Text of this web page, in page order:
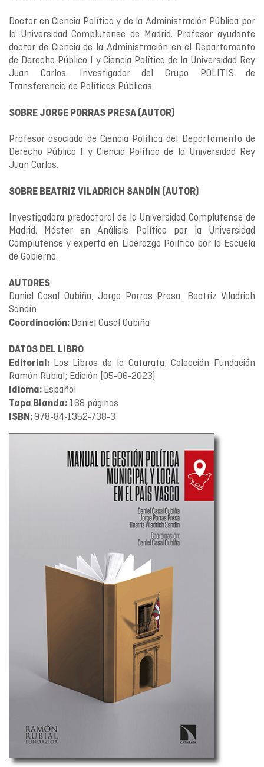
Doctor en Ciencia Política y de la Administración Pública por
la Universidad Complutense de Madrid. Profesor ayudante
doctor de Ciencia de la Administración en el Departamento
de Derecho Público I y Ciencia Política de la Universidad Rey
Juan Carlos. Investigador del Grupo POLITIS de
Transferencia de Políticas Públicas.
SOBRE JORGE PORRAS PRESA (AUTOR)
Profesor asociado de Ciencia Política del Departamento de
Derecho Público I y Ciencia Política de la Universidad Rey
Juan Carlos.
SOBRE BEATRIZ VILADRICH SANDÍN (AUTOR)
Investigadora predoctoral de la Universidad Complutense de
Madrid. Máster en Análisis Político por la Universidad
Complutense y experta en Liderazgo Político por la Escuela
de Gobierno.
AUTORES
Daniel Casal Oubiña, Jorge Porras Presa, Beatriz Viladrich
Sandín
Coordinación: Daniel Casal Oubiña
DATOS DEL LIBRO
Editorial: Los Libros de la Catarata; Colección Fundación
Ramón Rubial; Edición (05-06-2023)
Idioma: Español
Tapa Blanda: 168 páginas
ISBN:978-84-1352-738-3